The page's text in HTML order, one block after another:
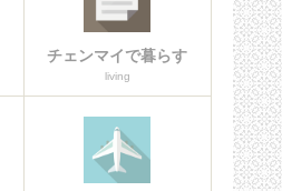
チェンマイで暮らす
living